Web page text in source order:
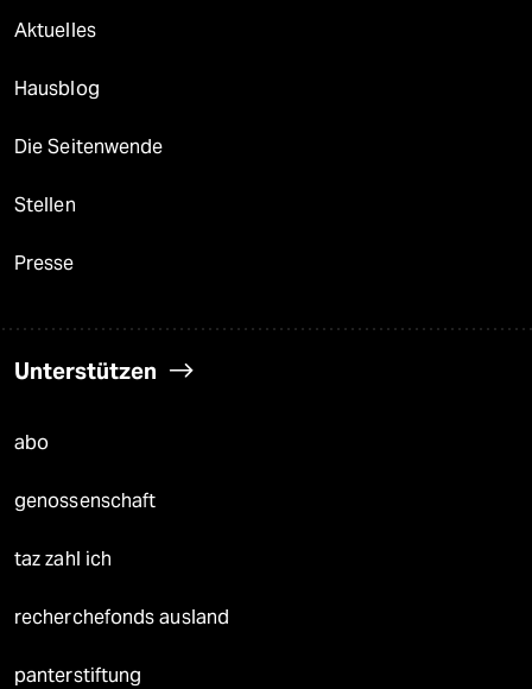
Aktuelles
Hausblog
Die Seitenwende
Stellen
Presse
Unterstützen
abo
genossenschaft
taz zahl ich
recherchefonds ausland
panterstiftung